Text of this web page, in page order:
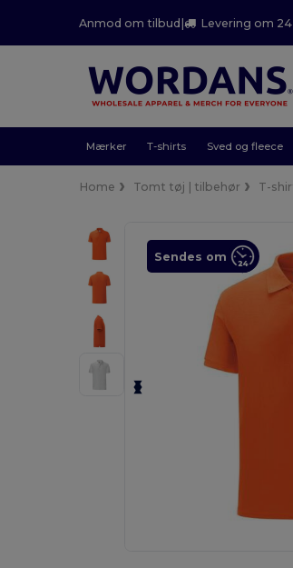
Anmod om tilbud| Levering om
Mærker T-shirts Sved og fleece
Home Tomt tøj | tilbehør T-
Sendes om